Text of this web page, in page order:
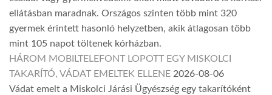
ellátásban maradnak. Országos szinten több mint 320
gyermek érintett hasonló helyzetben, akik átlagosan több
mint 105 napot töltenek kórházban.
HÁROM MOBILTELEFONT LOPOTT EGY MISKOLCI
TAKARÍTÓ, VÁDAT EMELTEK ELLENE 2026-08-06
Vádat emelt a Miskolci Járási Ügyészség egy takarítóként